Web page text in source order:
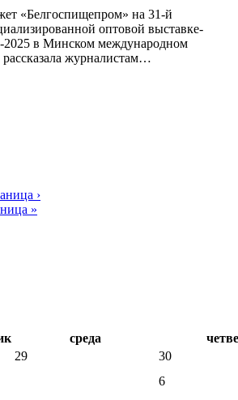
«Белгоспищепром» на 31-й
оптовой выставке-
2025 в Минском международном
журналистам…
›
»
среда
29 30
6